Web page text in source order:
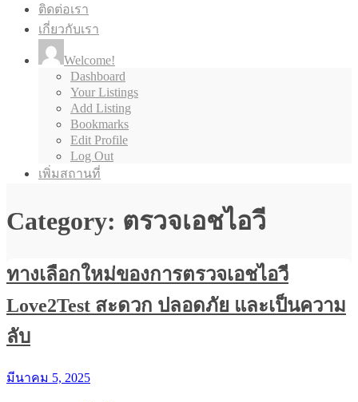
ติดต่อเรา
เกี่ยวกับเรา
Welcome!
Dashboard
Your Listings
Add Listing
Bookmarks
Edit Profile
Log Out
เพิ่มสถานที่
Category: ตรวจเอชไอวี
ทางเลือกใหม่ของการตรวจเอชไอวี
Love2Test สะดวก ปลอดภัย และเป็นความ
ลับ
มีนาคม 5, 2025